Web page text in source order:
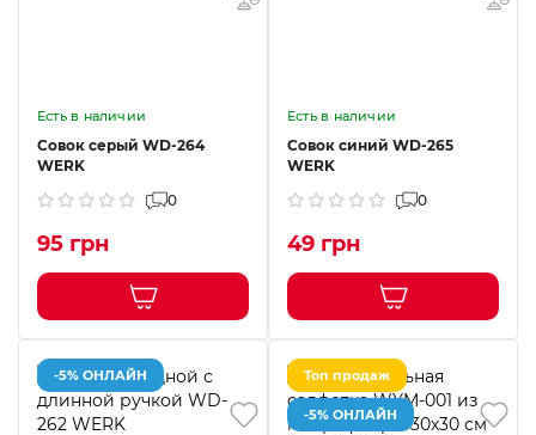
Есть в наличии
Совок серый WD-264
WERK
0
95 грн
Есть в наличии
Совок синий WD-265
WERK
0
49 грн
-5% ОНЛАЙН Топ продаж
-5% ОНЛАЙН